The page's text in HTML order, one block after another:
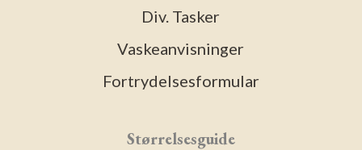
Div. Tasker
Vaskeanvisninger
Fortrydelsesformular
Størrelsesguide